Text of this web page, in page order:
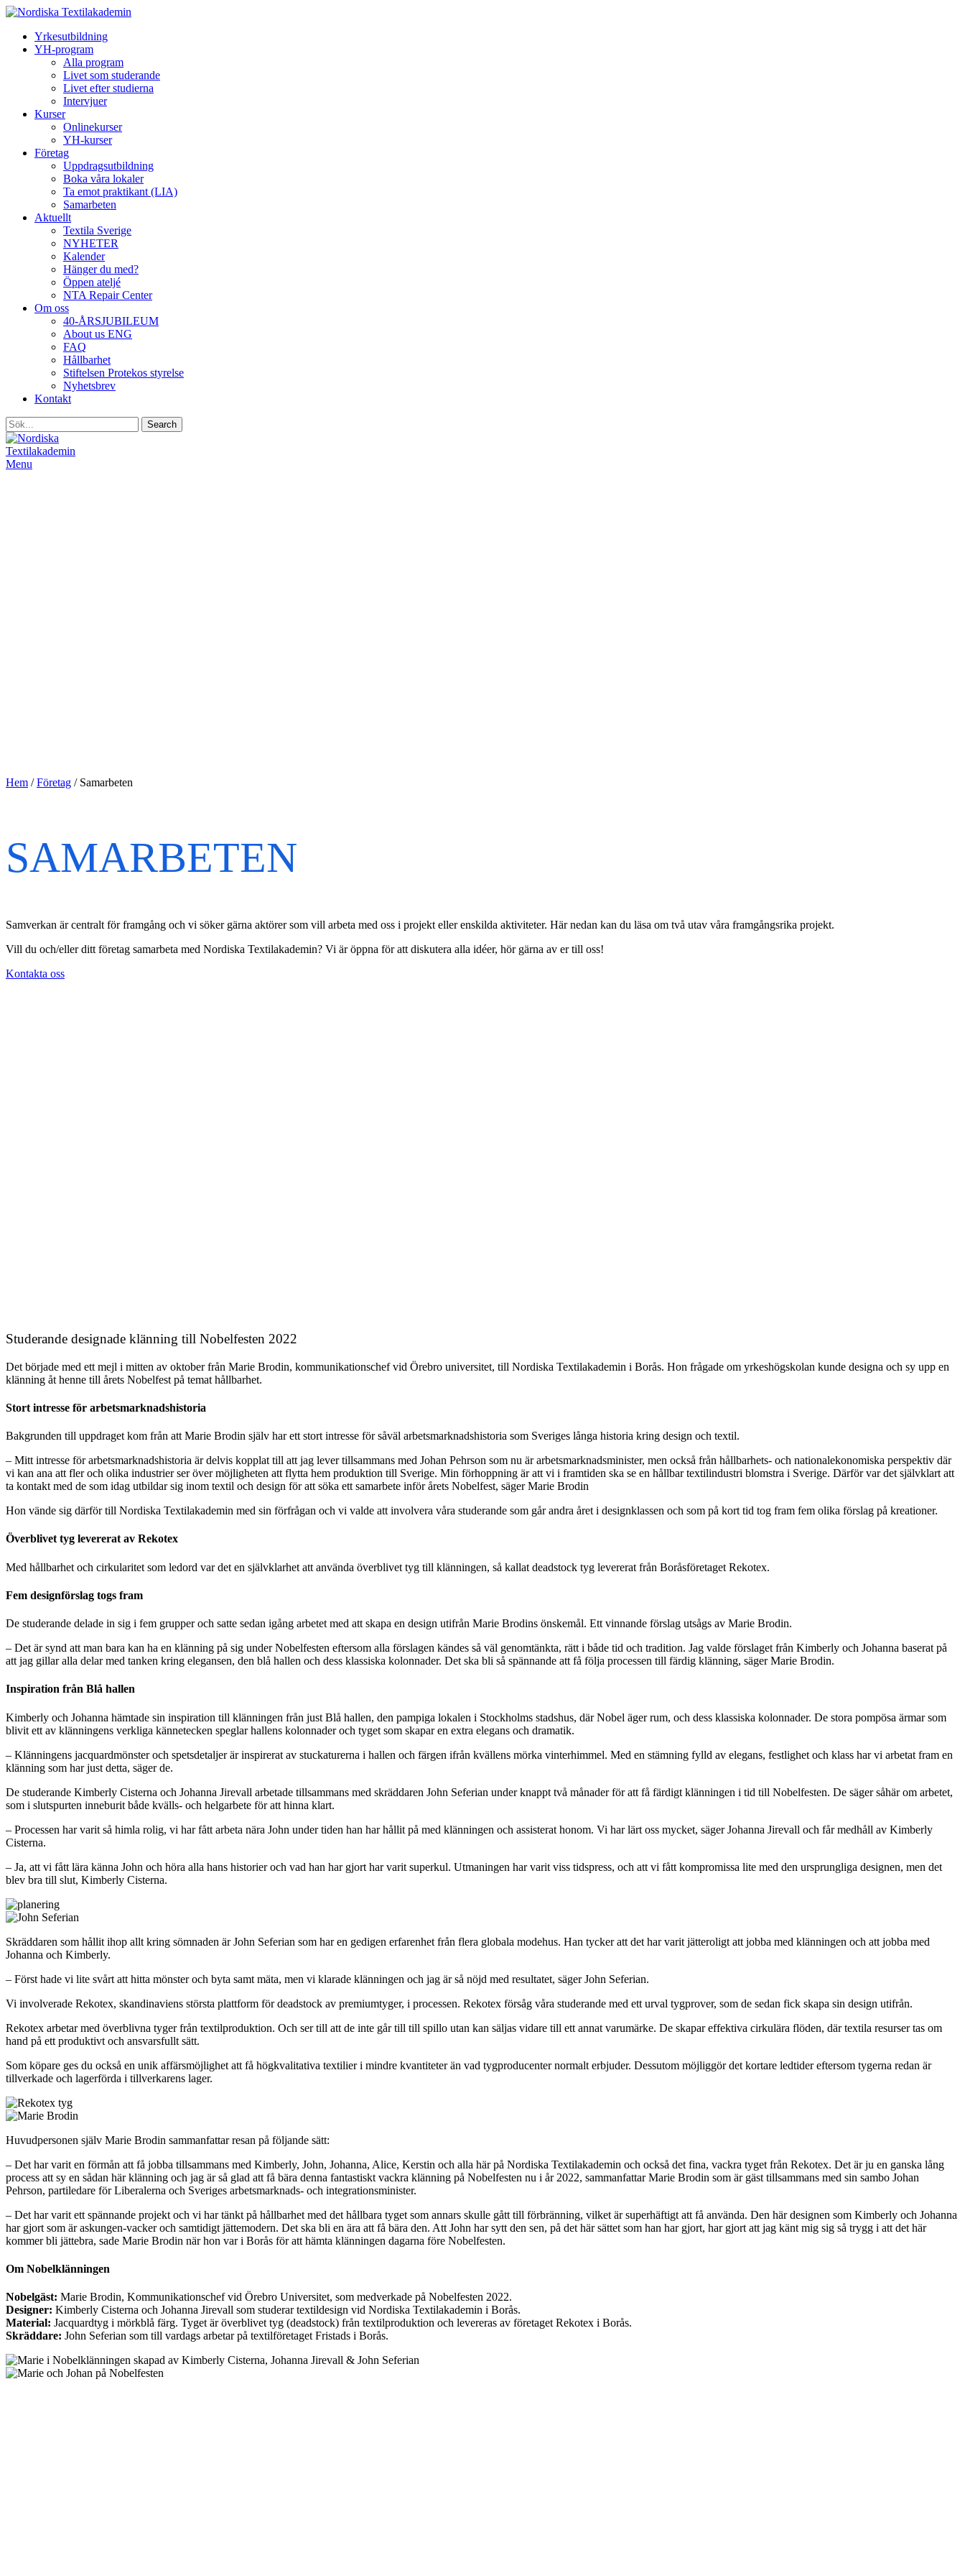
Yrkesutbildning
YH-program
Alla program
Livet som studerande
Livet efter studierna
Intervjuer
Kurser
Onlinekurser
YH-kurser
Företag
Uppdragsutbildning
Boka våra lokaler
Ta emot praktikant (LIA)
Samarbeten
Aktuellt
Textila Sverige
NYHETER
Kalender
Hänger du med?
Öppen ateljé
NTA Repair Center
Om oss
40-ÅRSJUBILEUM
About us ENG
FAQ
Hållbarhet
Stiftelsen Protekos styrelse
Nyhetsbrev
Kontakt
Search
Menu
Hem /Företag / Samarbeten
SAMARBETEN
Samverkan är centralt för framgång och vi söker gärna aktörer som vill arbeta med oss i projekt eller enskilda aktiviteter. Här nedan kan du läsa om två utav våra framgångsrika projekt.
Vill du och/eller ditt företag samarbeta med Nordiska Textilakademin? Vi är öppna för att diskutera alla idéer, hör gärna av er till oss!
Kontakta oss
Studerande designade klänning till Nobelfesten 2022
Det började med ett mejl i mitten av oktober från Marie Brodin, kommunikationschef vid Örebro universitet, till Nordiska Textilakademin i Borås. Hon frågade om yrkeshögskolan kunde designa och sy upp en
klänning åt henne till årets Nobelfest på temat hållbarhet.
Stort intresse för arbetsmarknadshistoria
Bakgrunden till uppdraget kom från att Marie Brodin själv har ett stort intresse för såväl arbetsmarknadshistoria som Sveriges långa historia kring design och textil.
– Mitt intresse för arbetsmarknadshistoria är delvis kopplat till att jag lever tillsammans med Johan Pehrson som nu är arbetsmarknadsminister, men också från hållbarhets- och nationalekonomiska perspektiv där
vi kan ana att fler och olika industrier ser över möjligheten att flytta hem produktion till Sverige. Min förhoppning är att vi i framtiden ska se en hållbar textilindustri blomstra i Sverige. Därför var det självklart att
ta kontakt med de som idag utbildar sig inom textil och design för att söka ett samarbete inför årets Nobelfest, säger Marie Brodin
Hon vände sig därför till Nordiska Textilakademin med sin förfrågan och vi valde att involvera våra studerande som går andra året i designklassen och som på kort tid tog fram fem olika förslag på kreationer.
Överblivet tyg levererat av Rekotex
Med hållbarhet och cirkularitet som ledord var det en självklarhet att använda överblivet tyg till klänningen, så kallat deadstock tyg levererat från Boråsföretaget Rekotex.
Fem designförslag togs fram
De studerande delade in sig i fem grupper och satte sedan igång arbetet med att skapa en design utifrån Marie Brodins önskemål. Ett vinnande förslag utsågs av Marie Brodin.
– Det är synd att man bara kan ha en klänning på sig under Nobelfesten eftersom alla förslagen kändes så väl genomtänkta, rätt i både tid och tradition. Jag valde förslaget från Kimberly och Johanna baserat på
att jag gillar alla delar med tanken kring elegansen, den blå hallen och dess klassiska kolonnader. Det ska bli så spännande att få följa processen till färdig klänning, säger Marie Brodin.
Inspiration från Blå hallen
Kimberly och Johanna hämtade sin inspiration till klänningen från just Blå hallen, den pampiga lokalen i Stockholms stadshus, där Nobel äger rum, och dess klassiska kolonnader. De stora pompösa ärmar som
blivit ett av klänningens verkliga kännetecken speglar hallens kolonnader och tyget som skapar en extra elegans och dramatik.
– Klänningens jacquardmönster och spetsdetaljer är inspirerat av stuckaturerna i hallen och färgen ifrån kvällens mörka vinterhimmel. Med en stämning fylld av elegans, festlighet och klass har vi arbetat fram en
klänning som har just detta, säger de.
De studerande Kimberly Cisterna och Johanna Jirevall arbetade tillsammans med skräddaren John Seferian under knappt två månader för att få färdigt klänningen i tid till Nobelfesten. De säger såhär om arbetet,
som i slutspurten inneburit både kvälls- och helgarbete för att hinna klart.
– Processen har varit så himla rolig, vi har fått arbeta nära John under tiden han har hållit på med klänningen och assisterat honom. Vi har lärt oss mycket, säger Johanna Jirevall och får medhåll av Kimberly
Cisterna.
– Ja, att vi fått lära känna John och höra alla hans historier och vad han har gjort har varit superkul. Utmaningen har varit viss tidspress, och att vi fått kompromissa lite med den ursprungliga designen, men det
blev bra till slut, Kimberly Cisterna.
Skräddaren som hållit ihop allt kring sömnaden är John Seferian som har en gedigen erfarenhet från flera globala modehus. Han tycker att det har varit jätteroligt att jobba med klänningen och att jobba med
Johanna och Kimberly.
– Först hade vi lite svårt att hitta mönster och byta samt mäta, men vi klarade klänningen och jag är så nöjd med resultatet, säger John Seferian.
Vi involverade Rekotex, skandinaviens största plattform för deadstock av premiumtyger, i processen. Rekotex försåg våra studerande med ett urval tygprover, som de sedan fick skapa sin design utifrån.
Rekotex arbetar med överblivna tyger från textilproduktion. Och ser till att de inte går till till spillo utan kan säljas vidare till ett annat varumärke. De skapar effektiva cirkulära flöden, där textila resurser tas om
hand på ett produktivt och ansvarsfullt sätt.
Som köpare ges du också en unik affärsmöjlighet att få högkvalitativa textilier i mindre kvantiteter än vad tygproducenter normalt erbjuder. Dessutom möjliggör det kortare ledtider eftersom tygerna redan är
tillverkade och lagerförda i tillverkarens lager.
Huvudpersonen själv Marie Brodin sammanfattar resan på följande sätt:
– Det har varit en förmån att få jobba tillsammans med Kimberly, John, Johanna, Alice, Kerstin och alla här på Nordiska Textilakademin och också det fina, vackra tyget från Rekotex. Det är ju en ganska lång
process att sy en sådan här klänning och jag är så glad att få bära denna fantastiskt vackra klänning på Nobelfesten nu i år 2022, sammanfattar Marie Brodin som är gäst tillsammans med sin sambo Johan
Pehrson, partiledare för Liberalerna och Sveriges arbetsmarknads- och integrationsminister.
– Det har varit ett spännande projekt och vi har tänkt på hållbarhet med det hållbara tyget som annars skulle gått till förbränning, vilket är superhäftigt att få använda. Den här designen som Kimberly och Johanna
har gjort som är askungen-vacker och samtidigt jättemodern. Det ska bli en ära att få bära den. Att John har sytt den sen, på det här sättet som han har gjort, har gjort att jag känt mig sig så trygg i att det här
kommer bli jättebra, sade Marie Brodin när hon var i Borås för att hämta klänningen dagarna före Nobelfesten.
Om Nobelklänningen
Nobelgäst: Marie Brodin, Kommunikationschef vid Örebro Universitet, som medverkade på Nobelfesten 2022.
Designer: Kimberly Cisterna och Johanna Jirevall som studerar textildesign vid Nordiska Textilakademin i Borås.
Material: Jacquardtyg i mörkblå färg. Tyget är överblivet tyg (deadstock) från textilproduktion och levereras av företaget Rekotex i Borås.
Skräddare: John Seferian som till vardags arbetar på textilföretaget Fristads i Borås.